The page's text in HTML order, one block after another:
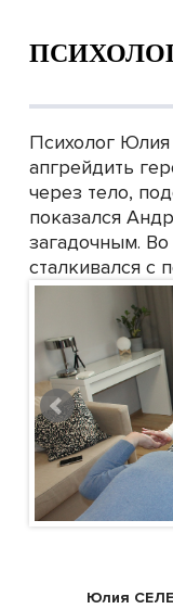
Психолог
апгрейдить
через тело,
показался
загадочным.
сталкивался с
Юлия